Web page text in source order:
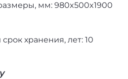
мм: 980x500x1900
хранения, лет: 10